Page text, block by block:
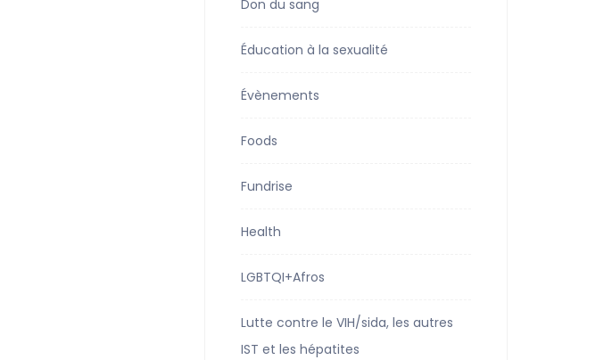
Don du sang
Éducation à la sexualité
Évènements
Foods
Fundrise
Health
LGBTQI+Afros
Lutte contre le VIH/sida, les autres
IST et les hépatites